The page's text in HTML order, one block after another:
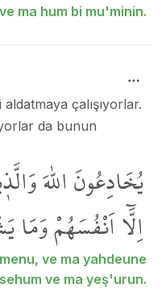
ma hum bi mu'minin.
çalışıyorlar.
da bunun
يُخَادِعُونَاللّٰهَ
اِلَّٓااَنْفُسَهُمْوَمَا
ve ma yahdeune
ve ma yeş'urun.